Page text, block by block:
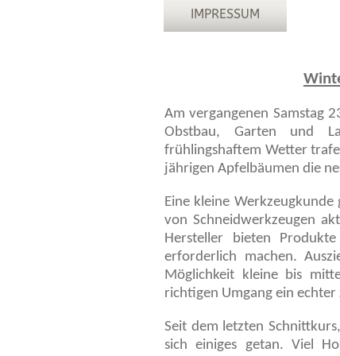
IMPRESSUM
Am vergangenen Samstag
Obstbau, Garten und
frühlingshaftem Wetter
jährigen Apfelbäumen die
Eine kleine
von Schneidwerkzeugen
Hersteller bieten
erforderlich machen.
Möglichkeit kleine bis
richtigen Umgang ein
Seit dem letzten
sich einiges getan. Viel